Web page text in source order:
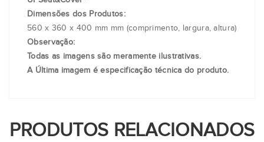
Dimensões dos Produtos:
560 x 360 x 400 mm mm (comprimento, largura, altura)
Observação:
Todas as imagens são meramente ilustrativas.
A Última imagem é especificação técnica do produto.
PRODUTOS RELACIONADOS